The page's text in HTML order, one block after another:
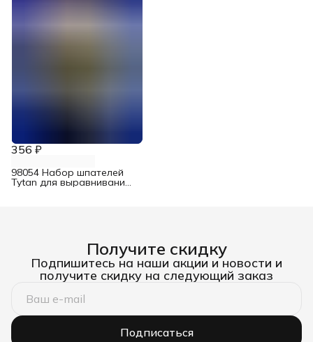
356 ₽
98054 Набор шпателей
Tytan для выравнивания
Получите скидку
Подпишитесь на наши акции и новости и
получите скидку на следующий заказ
Подписаться